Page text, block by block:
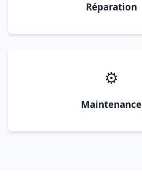
Réparation
⚙️
Maintenance